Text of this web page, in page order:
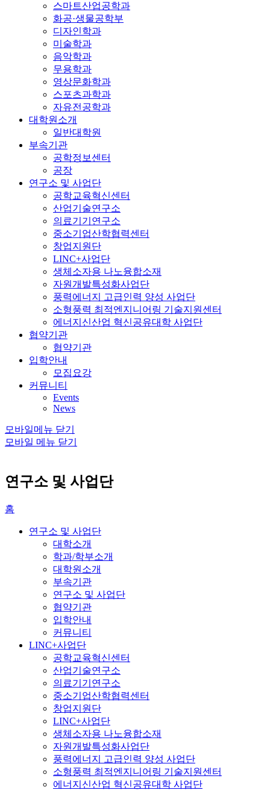
스마트산업공학과
화공·생물공학부
디자인학과
미술학과
음악학과
무용학과
영상문화학과
스포츠과학과
자유전공학과
대학원소개
일반대학원
부속기관
공학정보센터
공장
연구소 및 사업단
공학교육혁신센터
산업기술연구소
의료기기연구소
중소기업산학협력센터
창업지원단
LINC+사업단
생체소자용 나노융합소재
자원개발특성화사업단
풍력에너지 고급인력 양성 사업단
소형풍력 최적엔지니어링 기술지원센터
에너지신산업 혁신공유대학 사업단
협약기관
협약기관
입학안내
모집요강
커뮤니티
Events
News
모바일메뉴 닫기
모바일 메뉴 닫기
연구소 및 사업단
홈
연구소 및 사업단
대학소개
학과/학부소개
대학원소개
부속기관
연구소 및 사업단
협약기관
입학안내
커뮤니티
LINC+사업단
공학교육혁신센터
산업기술연구소
의료기기연구소
중소기업산학협력센터
창업지원단
LINC+사업단
생체소자용 나노융합소재
자원개발특성화사업단
풍력에너지 고급인력 양성 사업단
소형풍력 최적엔지니어링 기술지원센터
에너지신산업 혁신공유대학 사업단